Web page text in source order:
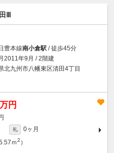
Ⅲ
豊本線南小倉駅 / 徒歩45分
2011年9月 / 2階建
北九州市八幡東区清田4丁目
円
礼
0ヶ月
ｍ2 ）